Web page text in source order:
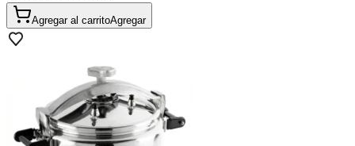
Agregar al carritoAgregar